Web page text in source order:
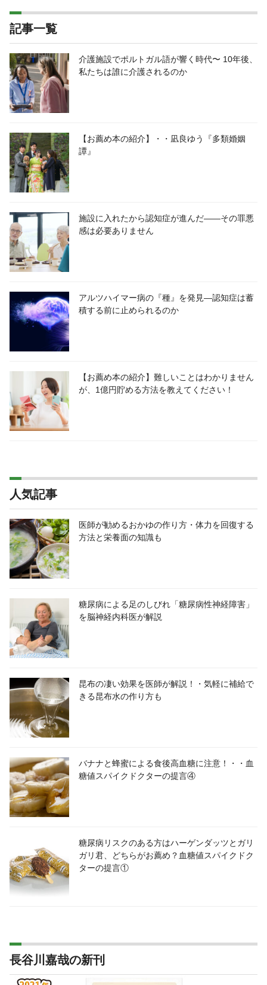
記事一覧
介護施設でポルトガル語が響く時代〜 10年後、
私たちは誰に介護されるのか
【お薦め本の紹介】・・凪良ゆう『多類婚姻
譚』
施設に入れたから認知症が進んだ――その罪悪
感は必要ありません
アルツハイマー病の『種』を発見―認知症は蓄
積する前に止められるのか
【お薦め本の紹介】難しいことはわかりません
が、1億円貯める方法を教えてください！
人気記事
医師が勧めるおかゆの作り方・体力を回復する
方法と栄養面の知識も
糖尿病による足のしびれ「糖尿病性神経障害」
を脳神経内科医が解説
昆布の凄い効果を医師が解説！・気軽に補給で
きる昆布水の作り方も
バナナと蜂蜜による食後高血糖に注意！・・血
糖値スパイクドクターの提言④
糖尿病リスクのある方はハーゲンダッツとガリ
ガリ君、どちらがお薦め？血糖値スパイクドク
ターの提言①
長谷川嘉哉の新刊